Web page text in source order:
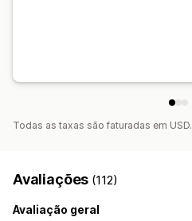
Todas as taxas são faturadas em USD.
Avaliações (112)
Avaliação geral